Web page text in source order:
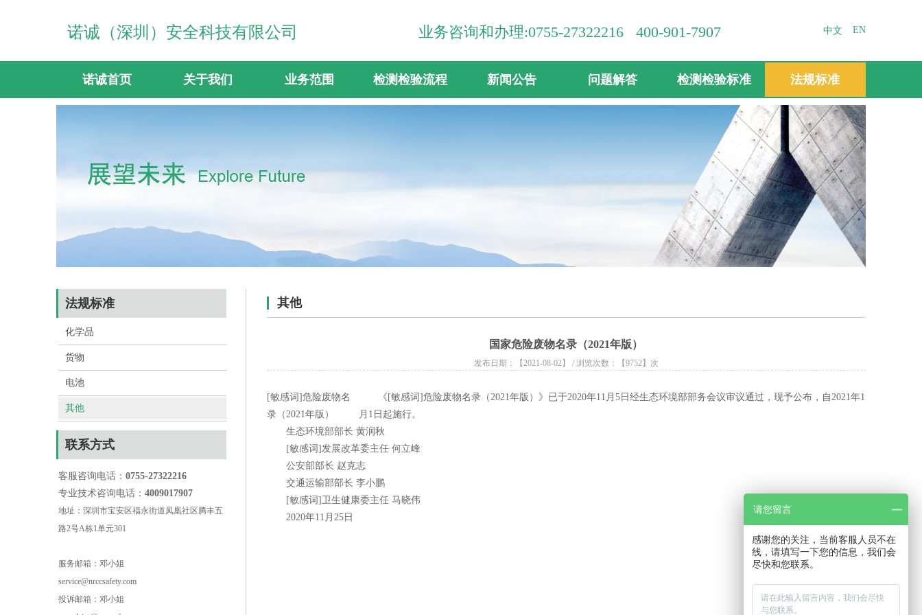
诺诚（深圳）安全科技有限公司 业务咨询和办理:0755-27322216 400-901-7907 中文 EN
诺诚首页 关于我们 业务范围 检测检验流程 新闻公告 问题解答 检测检验标准 法规标准
法规标准
化学品
货物
电池
其他
联系方式
客服咨询电话： 0755-27322216
专业技术咨询电话： 4009017907
地址：深圳市宝安区福永街道凤凰社区腾丰五
路2号A栋1单元301
服务邮箱：邓小姐
service@nrccsafety.com
投诉邮箱：邓小姐
其他
国家危险废物名录（2021年版）
发布日期：【2021-08-02】 / 浏览次数：【9752】次
[敏感词]危险废物名
录（2021年版）
《[敏感词]危险废物名录（2021年版）》已于2020年11月5日经生态环境部部务会议审议通过，现予公布，自2021年1
月1日起施行。
生态环境部部长 黄润秋
[敏感词]发展改革委主任 何立峰
公安部部长 赵克志
交通运输部部长 李小鹏
[敏感词]卫生健康委主任 马晓伟
2020年11月25日
请您留言
感谢您的关注，当前客服人员不在
线，请填写一下您的信息，我们会
尽快和您联系。